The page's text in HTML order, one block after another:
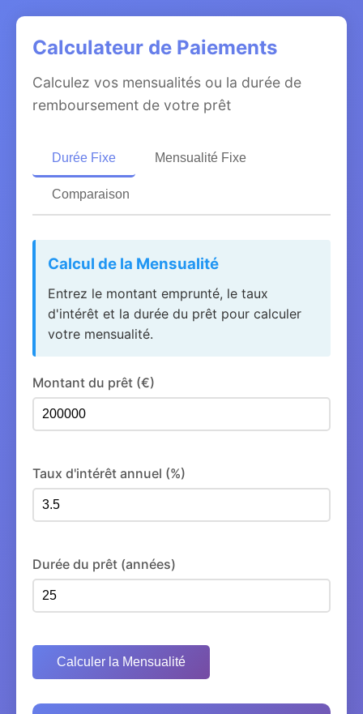
Calculateur de Paiements
Calculez vos mensualités ou la durée de
remboursement de votre prêt
Durée Fixe Mensualité Fixe
Comparaison
Calcul de la Mensualité
Entrez le montant emprunté, le taux
d'intérêt et la durée du prêt pour calculer
votre mensualité.
Montant du prêt (€)
Taux d'intérêt annuel (%)
Durée du prêt (années)
Calculer la Mensualité